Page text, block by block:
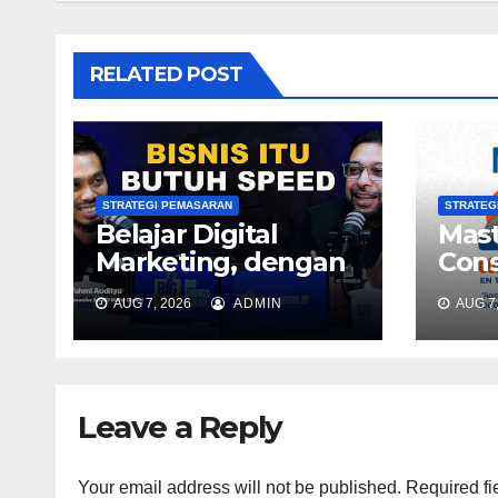
RELATED POST
STRATEGI PEMASARAN
Belajar Digital
Marketing, dengan
Ilmu yg Selalu
Update & Teruji |
Fahmi Auditya
AUG 7, 2026 ADMIN
En
AUG
Leave a Reply
Your email address will not be published. Required